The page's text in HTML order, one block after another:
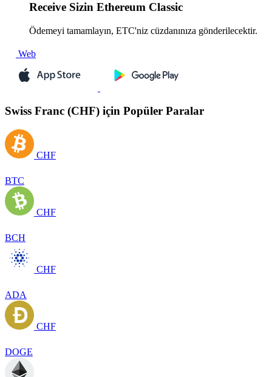
Receive Sizin Ethereum Classic
Ödemeyi tamamlayın, ETC'niz cüzdanınıza gönderilecektir.
Web
Swiss Franc (CHF) için Popüler Paralar
CHF
BTC
CHF
BCH
CHF
ADA
CHF
DOGE